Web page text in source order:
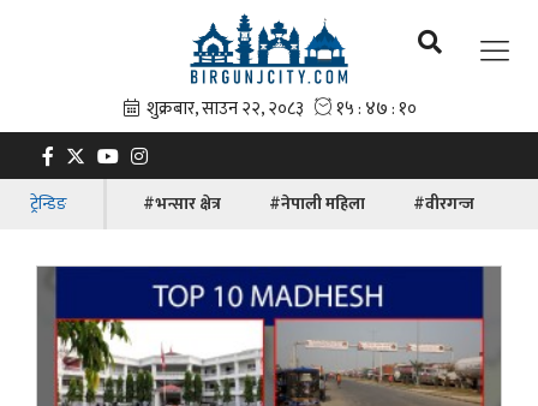
ट्रेन्डिङ #भन्सार क्षेत्र #नेपाली महिला #वीरगन्ज